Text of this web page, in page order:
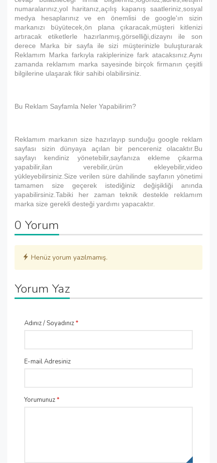
numaralarınız,yol haritanız,açılış kapanış saatleriniz,sosyal
medya hesaplarınız ve en önemlisi de google'ın sizin
markanızı büyütecek,ön plana çıkaracak,müşteri kitlenizi
artıracak etiketlerle hazırlanmış,görselliği,dizaynı ile son
derece Marka bir sayfa ile sizi müşterinizle buluşturarak
Reklamım Marka farkıyla rakiplerinize fark atacaksınız.Aynı
zamanda reklamım marka sayesinde birçok firmanın çeşitli
bilgilerine ulaşarak fikir sahibi olabilirsiniz.
Bu Reklam Sayfamla Neler Yapabilirim?
Reklamım markanın size hazırlayıp sunduğu google reklam
sayfası sizin dünyaya açılan bir pencereniz olacaktır.Bu
sayfayı kendiniz yönetebilir,sayfanıza ekleme çıkarma
yapabilir,ilan verebilir,ürün ekleyebilir,video
yükleyebilirsiniz.Size verilen süre dahilinde sayfanın yönetimi
tamamen size geçerek istediğiniz değişikliği anında
yapabilirsiniz.Tabiki her zaman teknik destekle reklamım
marka size gerekli desteği yardımı yapacaktır.
0 Yorum
Henüz yorum yazılmamış.
Yorum Yaz
Adınız / Soyadınız*
E-mail Adresiniz
Yorumunuz*